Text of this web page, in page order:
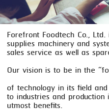
STEAMING
TRAY DENESTER
TRAY FORMING
TUMBLING
VACUUM PACKING
VACUUM STUFFING
Forefront Foodtech Co.,
supplies machinery and
sales service as well as
Our vision is to be in the
of technology in its field
to industries and production
utmost benefits.